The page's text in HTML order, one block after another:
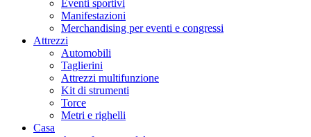
Eventi sportivi
Manifestazioni
Merchandising per eventi e congressi
Attrezzi
Automobili
Taglierini
Attrezzi multifunzione
Kit di strumenti
Torce
Metri e righelli
Casa